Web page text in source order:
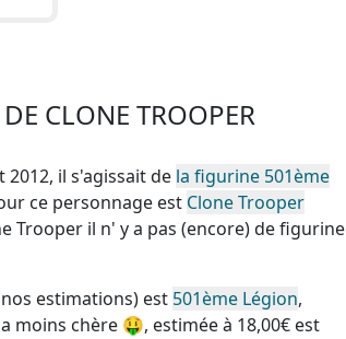
CLONE TROOPER
il s'agissait de la figurine 501ème
ce personnage est Clone Trooper
Trooper il n' y a pas (encore) de figurine
estimations) est 501ème Légion,
moins chère 🤑, estimée à 18,00€ est